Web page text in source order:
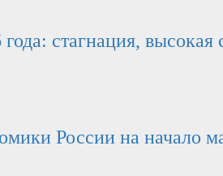
стагнация,
России на начало